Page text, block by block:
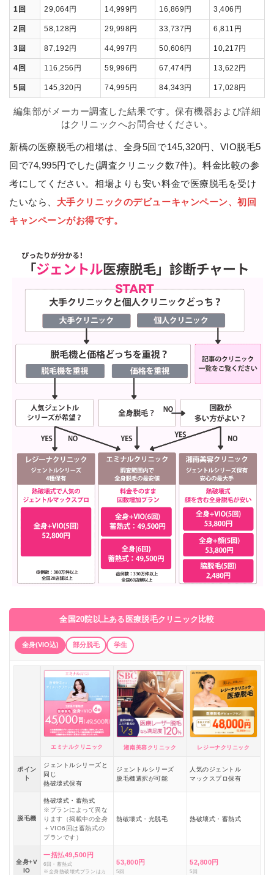
1回 29,064円 14,999円 16,869円 3,406円
2回 58,128円 29,998円 33,737円 6,811円
3回 87,192円 44,997円 50,606円 10,217円
4回 116,256円 59,996円 67,474円 13,622円
5回 145,320円 74,995円 84,343円 17,028円
編集部がメーカー調査した結果です。保有機器および詳細
はクリニックへお問合せください。
新橋の医療脱毛の相場は、全身5回で145,320円、VIO脱毛5
回で74,995円でした(調査クリニック数7件)。料金比較の参
考にしてください。相場よりも安い料金で医療脱毛を受け
たいなら、 大手クリニックのデビューキャンペーン、初回
キャンペーンがお得です。
全国20院以上ある医療脱毛クリニック比較
全身(VIO込) 部分脱毛 学生
エミナルクリニック 湘南美容クリニック レジーナクリニック
ポイン
ト
ジェントルシリーズと
同じ
熱破壊式保有
ジェントルシリーズ
脱毛機選択が可能
人気のジェントル
マックスプロ保有
脱毛機
熱破壊式・蓄熱式
※プランによって異な
ります（掲載中の全身
＋VIO6回は蓄熱式の
プランです）
熱破壊式・光脱毛 熱破壊式・蓄熱式
全身+V
IO
一括払49,500円
6回・蓄熱式
※全身熱破壊式プランはカ
53,800円
5回
52,800円
5回